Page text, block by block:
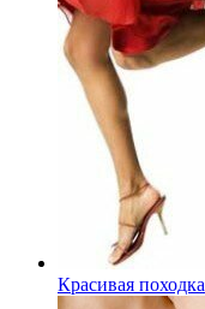
Красивая походка